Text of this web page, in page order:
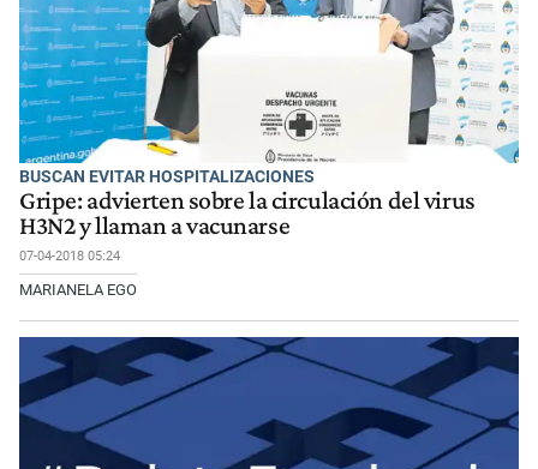
BUSCAN EVITAR HOSPITALIZACIONES
Gripe: advierten sobre la circulación del virus
H3N2 y llaman a vacunarse
07-04-2018 05:24
MARIANELA EGO